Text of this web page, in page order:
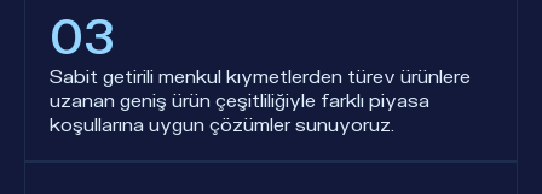
03
Sabit getirili menkul kıymetlerden türev ürünlere
uzanan geniş ürün çeşitliliğiyle farklı piyasa
koşullarına uygun çözümler sunuyoruz.